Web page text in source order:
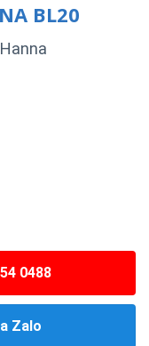
BL20
0488
Zalo